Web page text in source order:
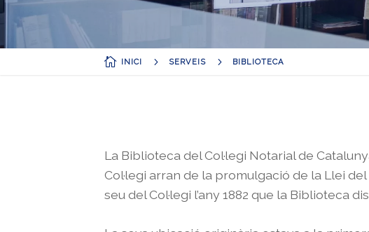
 INICI 5 SERVEIS 5 BIBLIOTECA
La Biblioteca del Col·legi Notarial de
Col·legi arran de la promulgació de la Llei
seu del Col·legi l’any 1882 que la Biblioteca